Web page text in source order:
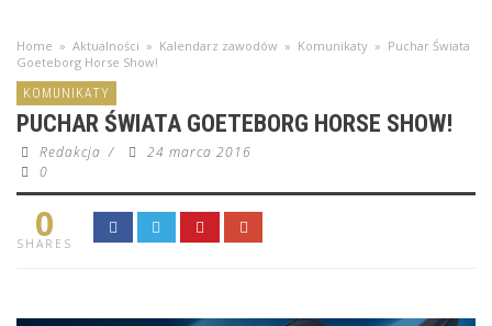
Home » Aktualności » Kalendarz zawodów » Komunikaty » Puchar Świata
Goeteborg Horse Show!
KOMUNIKATY
PUCHAR ŚWIATA GOETEBORG HORSE SHOW!
Redakcja /
24 marca 2016
0
0
SHARES